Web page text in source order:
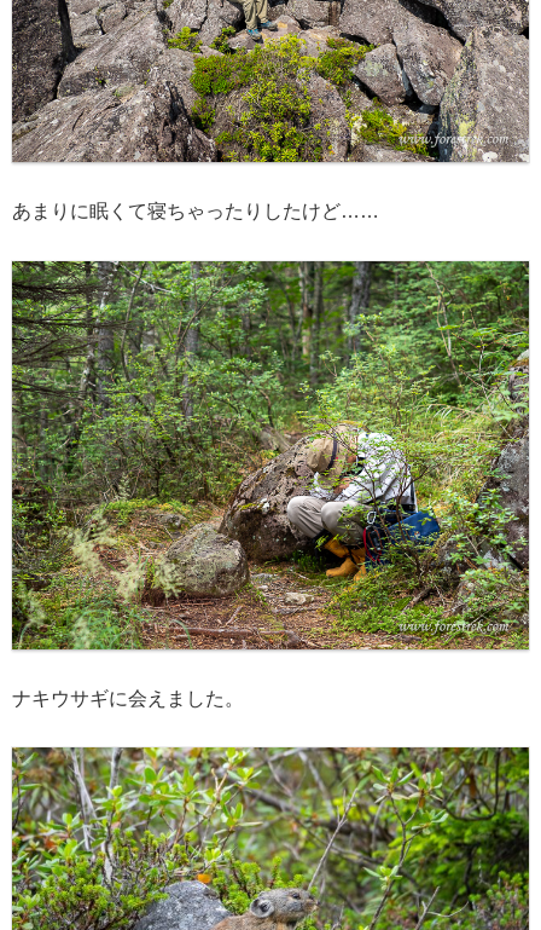
あまりに眠くて寝ちゃったりしたけど……
ナキウサギに会えました。